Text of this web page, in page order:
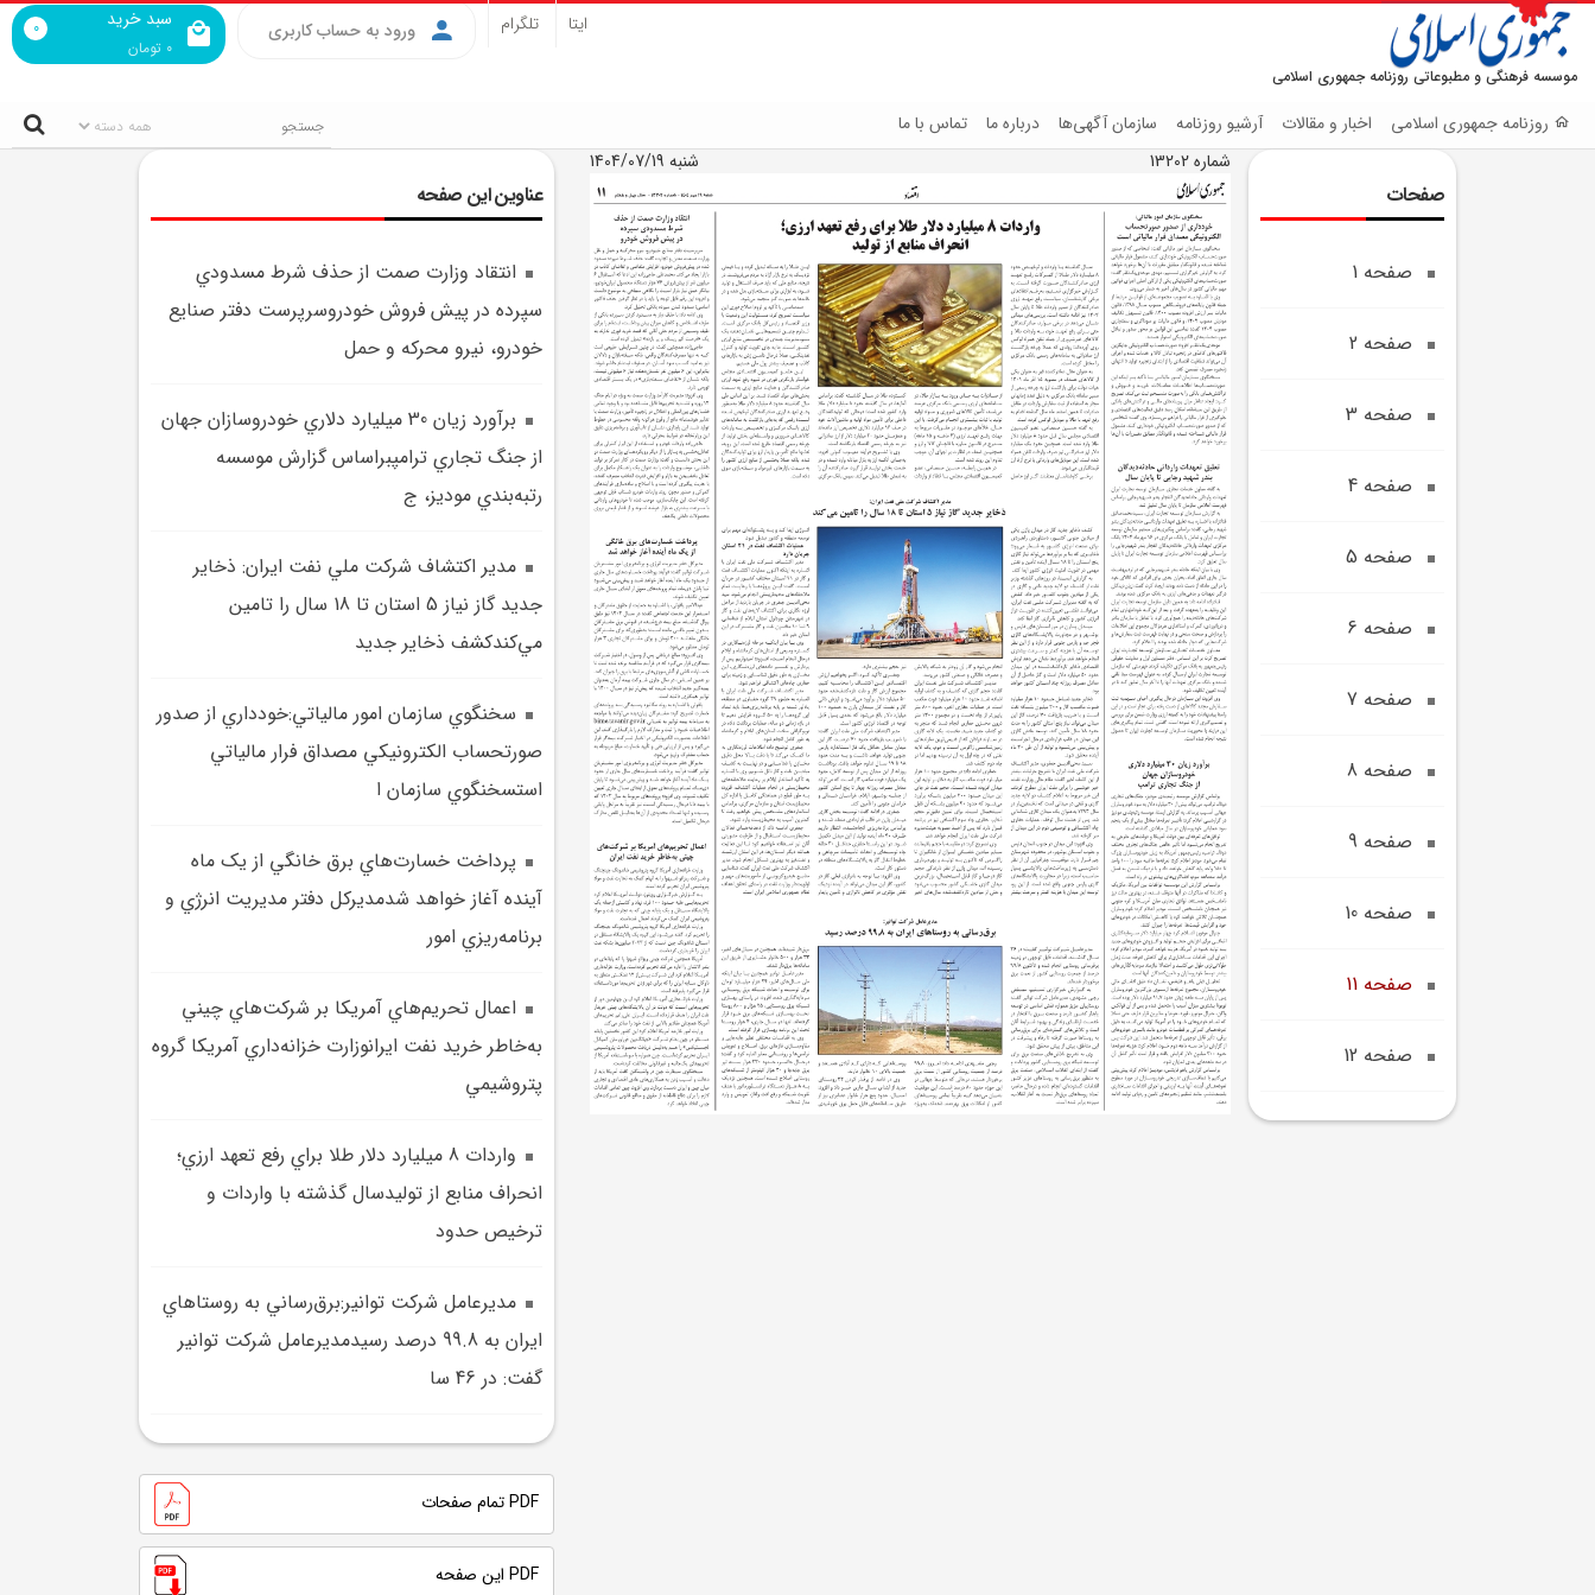
موسسه فرهنگی و مطبوعاتی روزنامه جمهوری اسلامی
سبد خرید
0 تومان
0 ورود به حساب کاربری ایتا تلگرام
روزنامه جمهوری اسلامی اخبار و مقالات آرشیو روزنامه سازمان آگهی‌ها درباره ما تماس با ما
صفحات
صفحه 1
صفحه 2
صفحه 3
صفحه 4
صفحه 5
صفحه 6
صفحه 7
صفحه 8
صفحه 9
صفحه 10
صفحه 11
صفحه 12
شماره 13202 شنبه 1404/07/19
عناوین این صفحه
انتقاد وزارت صمت از حذف شرط مسدودي
سپرده در پيش فروش خودروسرپرست دفتر صنايع
خودرو، نيرو محرکه و حمل
برآورد زيان 30 ميليارد دلاري خودروسازان جهان
از جنگ تجاري ترامپبراساس گزارش موسسه
رتبه‌بندي موديز، ج
مدير اکتشاف شرکت ملي نفت ايران: ذخاير
جديد گاز نياز 5 استان تا 18 سال را تامين
مي‌کندکشف ذخاير جديد
سخنگوي سازمان امور مالياتي:خودداري از صدور
صورتحساب الکترونيکي مصداق فرار مالياتي
استسخنگوي سازمان ا
پرداخت خسارت‌هاي برق خانگي از يک ماه
آينده آغاز خواهد شدمديرکل دفتر مديريت انرژي و
برنامه‌ريزي امور
اعمال تحريم‌هاي آمريکا بر شرکت‌هاي چيني
به‌خاطر خريد نفت ايرانوزارت خزانه‌داري آمريکا گروه
پتروشيمي
واردات 8 ميليارد دلار طلا براي رفع تعهد ارزي؛
انحراف منابع از توليدسال گذشته با واردات و
ترخيص حدود
مديرعامل شرکت توانير:برق‌رساني به روستاهاي
ايران به 99.8 درصد رسيدمديرعامل شرکت توانير
گفت: در 46 سا
PDF تمام صفحات
PDF این صفحه